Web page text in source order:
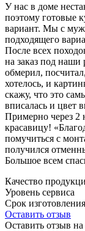
У нас в доме
поэтому готовые
вариант. Мы с
подходящего
После всех
на заказ под
обмерил,
хотелось, и
скажу, что это
вписалась и цвет
Примерно через 2
красавицу!
помучиться с
получился
Большое всем
Качество
Уровень сервиса
Срок изготовления
Оставить отзыв
Оставить отзыв на